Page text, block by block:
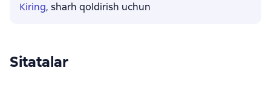
Kiring, sharh qoldirish uchun
Sitatalar